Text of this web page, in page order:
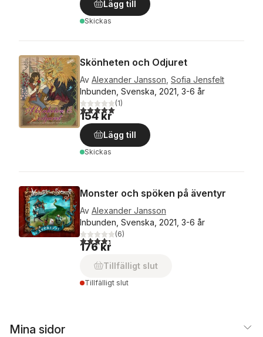
Lägg till
Skickas
Skönheten och Odjuret
Av Alexander Jansson Sofia Jensfelt
Inbunden, Svenska, 2021, 3-6 år
5,0utav 5 stjärnor. Totalt antal röster:
(1)
154 kr
Lägg till
Skickas
Monster och spöken på äventyr
Av Alexander Jansson
Inbunden, Svenska, 2021, 3-6 år
4,3utav 5 stjärnor. Totalt antal röster:
(6)
176 kr
Tillfälligt slut
Tillfälligt slut
Mina sidor